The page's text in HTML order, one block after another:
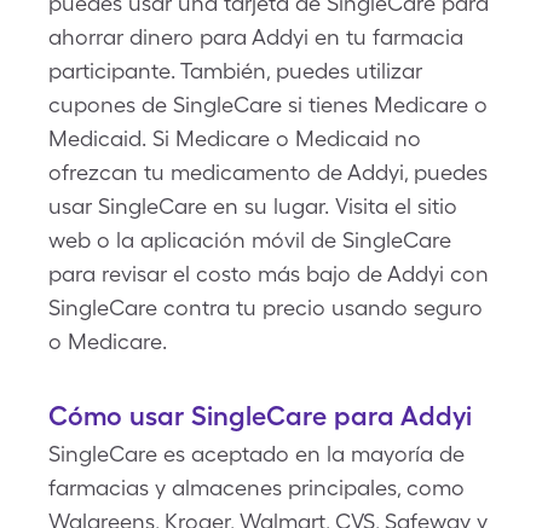
ahorrar dinero para Addyi en tu farmacia
participante. También, puedes utilizar
cupones de SingleCare si tienes Medicare o
Medicaid. Si Medicare o Medicaid no
ofrezcan tu medicamento de Addyi, puedes
usar SingleCare en su lugar. Visita el sitio
web o la aplicación móvil de SingleCare
para revisar el costo más bajo de Addyi con
SingleCare contra tu precio usando seguro
o Medicare.
Cómo usar SingleCare para Addyi
SingleCare es aceptado en la mayoría de
farmacias y almacenes principales, como
Walgreens, Kroger, Walmart, CVS, Safeway y